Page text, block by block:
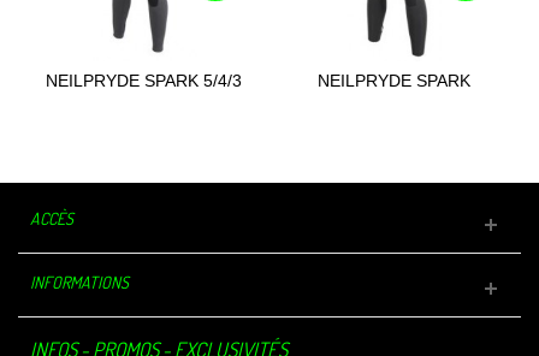
NEILPRYDE SPARK 5/4/3
NEILPRYDE SPARK
ACCÈS
INFORMATIONS
INFOS - PROMOS - EXCLUSIVITÉS